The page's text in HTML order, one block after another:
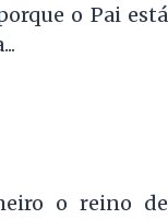
o Pai está
o reino de